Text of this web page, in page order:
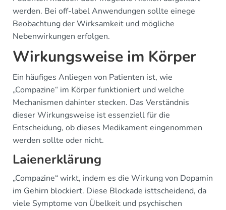
werden. Bei off-label Anwendungen sollte einege
Beobachtung der Wirksamkeit und mögliche
Nebenwirkungen erfolgen.
Wirkungsweise im Körper
Ein häufiges Anliegen von Patienten ist, wie
„Compazine“ im Körper funktioniert und welche
Mechanismen dahinter stecken. Das Verständnis
dieser Wirkungsweise ist essenziell für die
Entscheidung, ob dieses Medikament eingenommen
werden sollte oder nicht.
Laienerklärung
„Compazine“ wirkt, indem es die Wirkung von Dopamin
im Gehirn blockiert. Diese Blockade isttscheidend, da
viele Symptome von Übelkeit und psychischen